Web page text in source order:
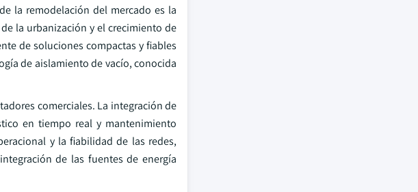
la remodelación del mercado es la
la urbanización y el crecimiento de
de soluciones compactas y fiables
de aislamiento de vacío, conocida
comerciales. La integración de
en tiempo real y mantenimiento
y la fiabilidad de las redes,
de las fuentes de energía